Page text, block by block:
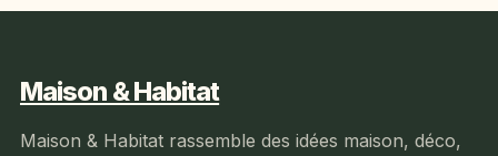
Maison & Habitat
Maison & Habitat rassemble des idées maison, déco,